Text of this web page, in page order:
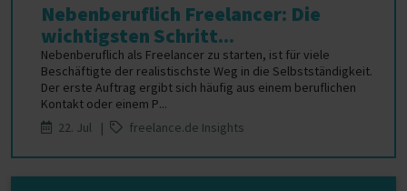
Nebenberuflich Freelancer: Die
wichtigsten Schritt...
Nebenberuflich als Freelancer zu starten, ist für viele
Beschäftigte der realistischste Weg in die Selbstständigkeit.
Der erste Auftrag ergibt sich häufig aus einem beruflichen
Kontakt oder einem P...
22. Jul |
freelance.de Insights